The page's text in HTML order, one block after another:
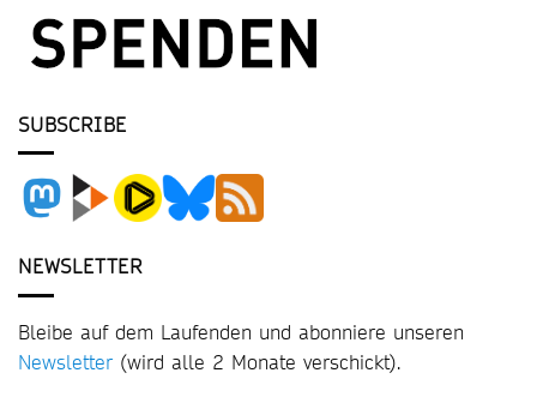
SUBSCRIBE
NEWSLETTER
Bleibe auf dem Laufenden und abonniere unseren
Newsletter (wird alle 2 Monate verschickt).